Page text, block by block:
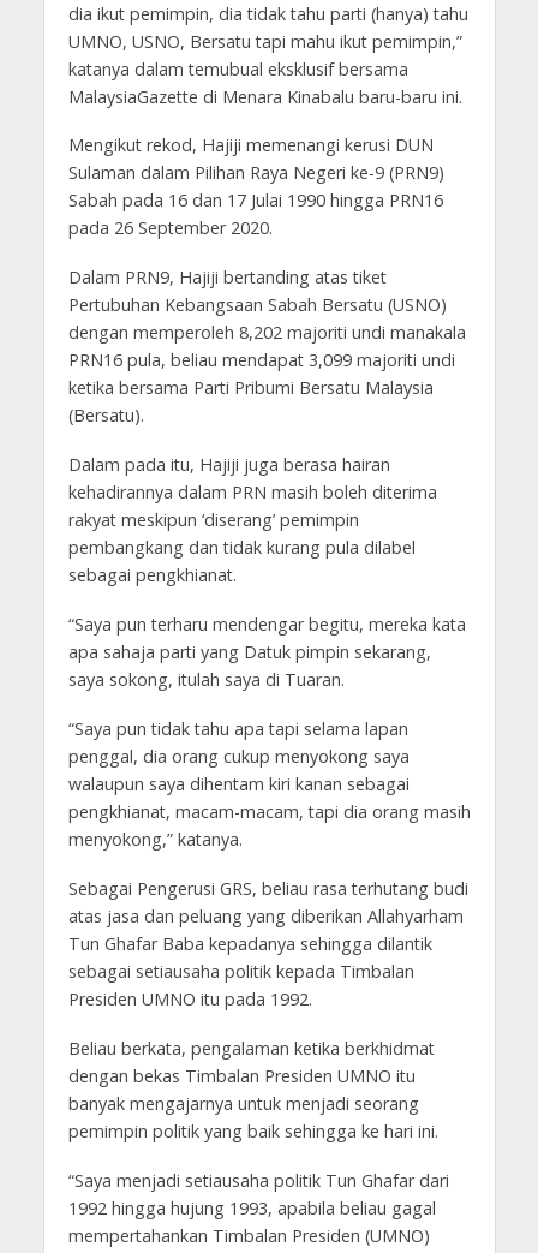
dia ikut pemimpin, dia tidak tahu parti (hanya) tahu
UMNO, USNO, Bersatu tapi mahu ikut pemimpin,”
katanya dalam temubual eksklusif bersama
MalaysiaGazette di Menara Kinabalu baru-baru ini.
Mengikut rekod, Hajiji memenangi kerusi DUN
Sulaman dalam Pilihan Raya Negeri ke-9 (PRN9)
Sabah pada 16 dan 17 Julai 1990 hingga PRN16
pada 26 September 2020.
Dalam PRN9, Hajiji bertanding atas tiket
Pertubuhan Kebangsaan Sabah Bersatu (USNO)
dengan memperoleh 8,202 majoriti undi manakala
PRN16 pula, beliau mendapat 3,099 majoriti undi
ketika bersama Parti Pribumi Bersatu Malaysia
(Bersatu).
Dalam pada itu, Hajiji juga berasa hairan
kehadirannya dalam PRN masih boleh diterima
rakyat meskipun ‘diserang’ pemimpin
pembangkang dan tidak kurang pula dilabel
sebagai pengkhianat.
“Saya pun terharu mendengar begitu, mereka kata
apa sahaja parti yang Datuk pimpin sekarang,
saya sokong, itulah saya di Tuaran.
“Saya pun tidak tahu apa tapi selama lapan
penggal, dia orang cukup menyokong saya
walaupun saya dihentam kiri kanan sebagai
pengkhianat, macam-macam, tapi dia orang masih
menyokong,” katanya.
Sebagai Pengerusi GRS, beliau rasa terhutang budi
atas jasa dan peluang yang diberikan Allahyarham
Tun Ghafar Baba kepadanya sehingga dilantik
sebagai setiausaha politik kepada Timbalan
Presiden UMNO itu pada 1992.
Beliau berkata, pengalaman ketika berkhidmat
dengan bekas Timbalan Presiden UMNO itu
banyak mengajarnya untuk menjadi seorang
pemimpin politik yang baik sehingga ke hari ini.
“Saya menjadi setiausaha politik Tun Ghafar dari
1992 hingga hujung 1993, apabila beliau gagal
mempertahankan Timbalan Presiden (UMNO)